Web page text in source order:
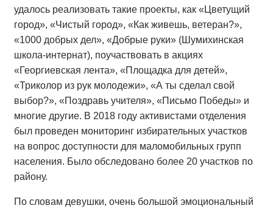
удалось реализовать такие проекты, как «Цветущий
город», «Чистый город», «Как живешь, ветеран?»,
«1000 добрых дел», «Добрые руки» (Шумихинская
школа-интернат), поучаствовать в акциях
«Георгиевская лента», «Площадка для детей»,
«Триколор из рук молодежи», «А ты сделал свой
выбор?», «Поздравь учителя», «Письмо Победы» и
многие другие. В 2018 году активистами отделения
был проведен мониторинг избирательных участков
на вопрос доступности для маломобильных групп
населения. Было обследовано более 20 участков по
району.
По словам девушки, очень большой эмоциональный